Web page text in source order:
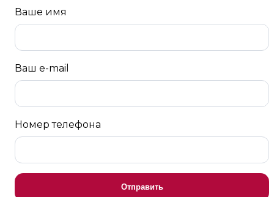
Ваше имя
Ваш e-mail
Номер телефона